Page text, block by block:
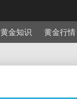
黄金知识 黄金行情